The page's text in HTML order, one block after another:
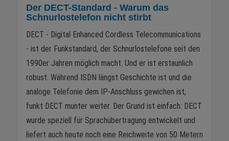
Der DECT-Standard - Warum das
Schnurlostelefon nicht stirbt
DECT - Digital Enhanced Cordless Telecommunications
- ist der Funkstandard, der Schnurlostelefone seit den
1990er Jahren möglich macht. Und er ist erstaunlich
robust. Während ISDN längst Geschichte ist und die
analoge Telefonie dem IP-Anschluss gewichen ist,
funkt DECT munter weiter. Der Grund ist einfach: DECT
wurde speziell für Sprachübertragung entwickelt und
liefert auch heute noch eine Reichweite von 50 Metern